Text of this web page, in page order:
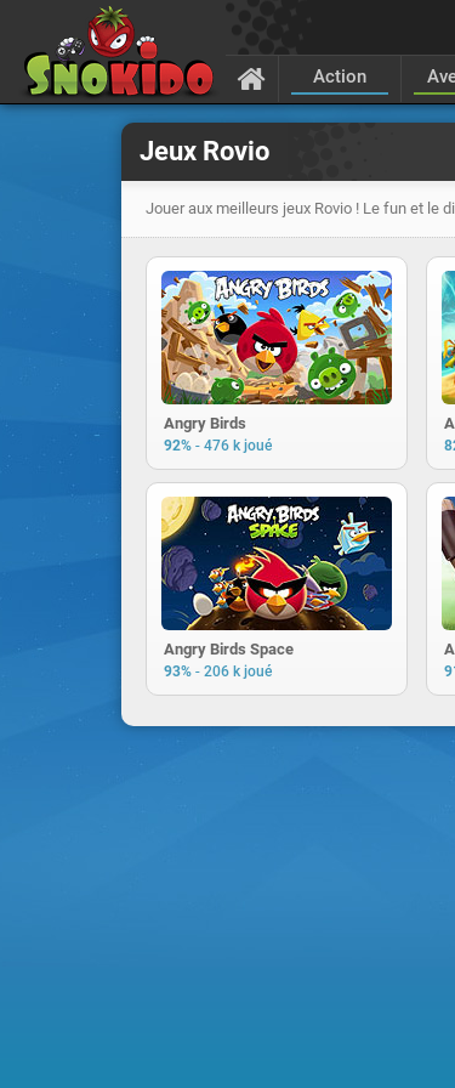
Action
Jeux Rovio
Jouer aux meilleurs jeux Rovio ! Le fun et le
Angry Birds
92% - 476 k joué
Angry Birds Space
93% - 206 k joué